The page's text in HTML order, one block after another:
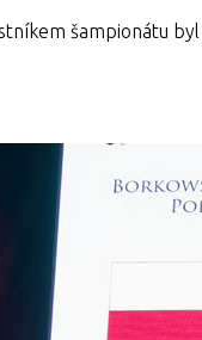
šampionátu